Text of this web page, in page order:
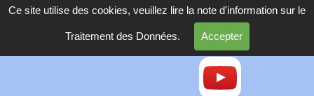
Ce site utilise des cookies, veuillez lire la note d'information sur le
Traitement des Données. Accepter